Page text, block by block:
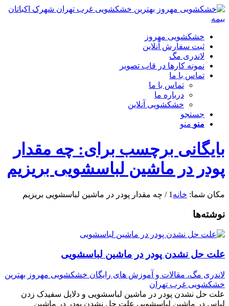
خشکشویی مهروز
ثبت سفارش آنلاین
لاندری مگ
نمونه کارها در قاب تصویر
تماس با ما
تماس با ما
درباره ما
خشکشویی آنلاین
جستجو
منو منو
بایگانی برچسب برای: چه مقدار
پودر در ماشین لباسشویی بریزیم
مکان شما: خانه 1
/ چه مقدار پودر در ماشین لباسشویی بریزیم
نوشته‌ها
علت حل نشدن پودر در ماشین لباسشویی
لاندری مگ، مقالات و آموزش های رایگان خشکشویی مهروز بهترین
خشکشویی غرب تهران
علت حل نشدن پودر در ماشین لباسشویی و دلایل سفیدک زدن
لباس در ماشین لباسشویی علت حل نشدن پودر در ماشین